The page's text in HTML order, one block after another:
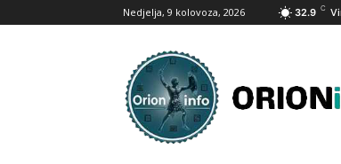
Nedjelja, 9 kolovoza, 2026 32.9 C